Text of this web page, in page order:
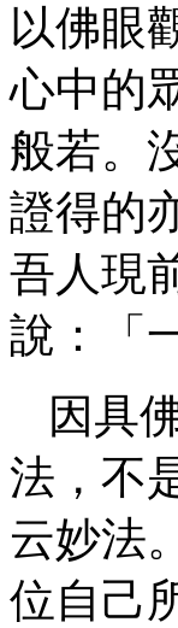
以佛眼
心中的
般若。
證得的
吾人現
說：「
因具
法，不
云妙法
位自己